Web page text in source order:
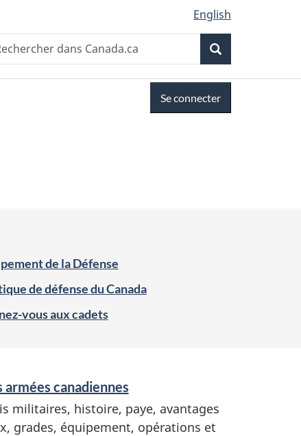
English
Se connecter
de la Défense
de défense du Canada
vous aux cadets
armées canadiennes
militaires, histoire, paye, avantages
grades, équipement, opérations et